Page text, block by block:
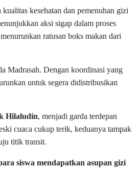
kesehatan dan pemenuhan gizi
aksi sigap dalam proses
ratusan boks makan dari
Madrasah. Dengan koordinasi yang
untuk segera didistribusikan
Hilaludin, menjadi garda terdepan
cuaca cukup terik, keduanya tampak
titik transit.
siswa mendapatkan asupan gizi